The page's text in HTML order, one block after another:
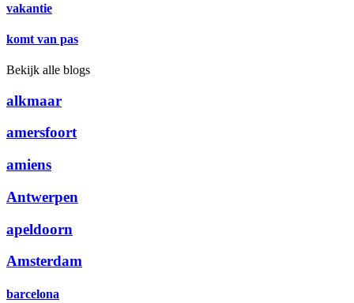
vakantie
komt van pas
Bekijk alle blogs
alkmaar
amersfoort
amiens
Antwerpen
apeldoorn
Amsterdam
barcelona